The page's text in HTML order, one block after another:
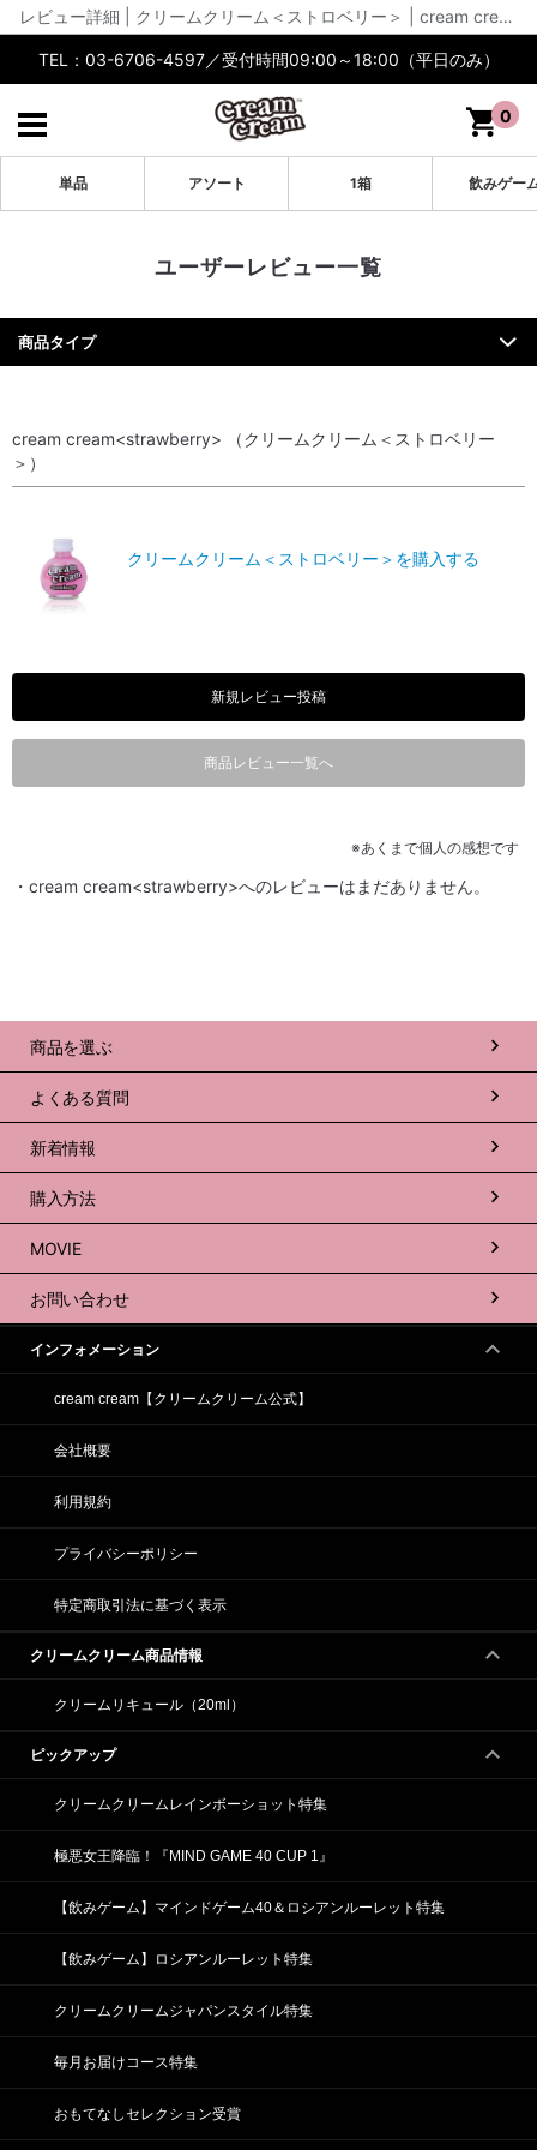
レビュー詳細 | クリームクリーム＜ストロベリー＞ | cream cream公式【通販】
TEL：03-6706-4597／受付時間09:00～18:00（平日のみ）
0
単品 アソート 1箱 飲みゲー
ユーザーレビュー一覧
商品タイプ
cream cream<strawberry> （クリームクリーム＜ストロベリー
＞）
クリームクリーム＜ストロベリー＞を購入する
新規レビュー投稿
商品レビュー一覧へ
※あくまで個人の感想です
・cream cream<strawberry>へのレビューはまだありません。
商品を選ぶ
よくある質問
新着情報
購入方法
MOVIE
お問い合わせ
インフォメーション
cream cream【クリームクリーム公式】
会社概要
利用規約
プライバシーポリシー
特定商取引法に基づく表示
クリームクリーム商品情報
クリームリキュール（20ml）
ピックアップ
クリームクリームレインボーショット特集
極悪女王降臨！『MIND GAME 40 CUP 1』
【飲みゲーム】マインドゲーム40＆ロシアンルーレット特集
【飲みゲーム】ロシアンルーレット特集
クリームクリームジャパンスタイル特集
毎月お届けコース特集
おもてなしセレクション受賞